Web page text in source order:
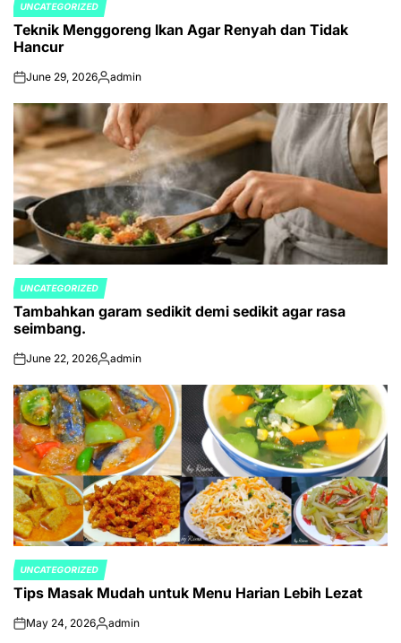
POSTED
IN
UNCATEGORIZED
Teknik Menggoreng Ikan Agar Renyah dan Tidak
Hancur
onJune 29, 2026Posted
admin
POSTED
IN
UNCATEGORIZED
Tambahkan garam sedikit demi sedikit agar rasa
seimbang.
onJune 22, 2026Posted
admin
POSTED
IN
UNCATEGORIZED
Tips Masak Mudah untuk Menu Harian Lebih Lezat
onMay 24, 2026Posted
admin